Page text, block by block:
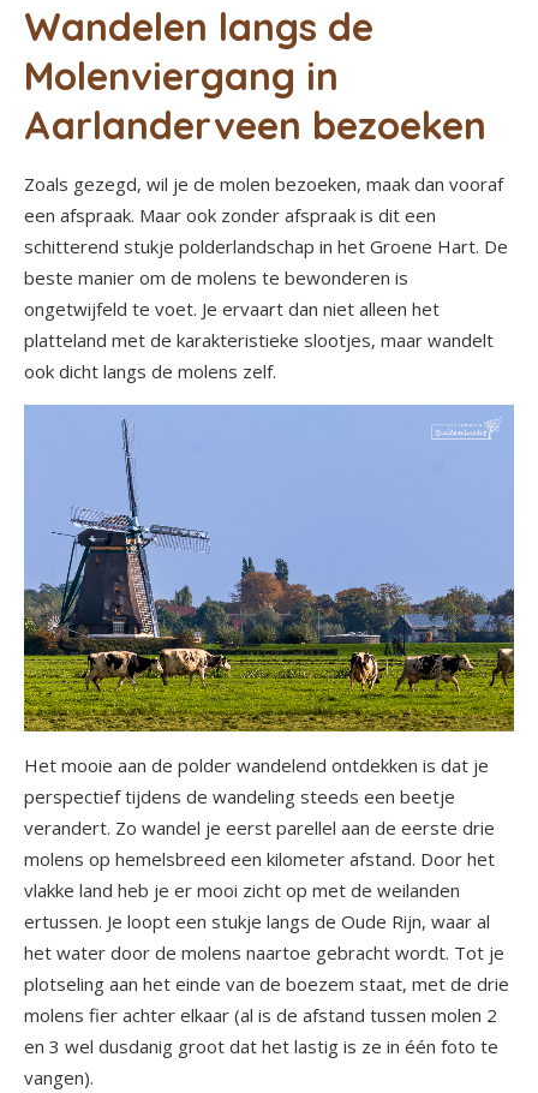
Wandelen langs de
Molenviergang in
Aarlanderveen bezoeken
Zoals gezegd, wil je de molen bezoeken, maak dan vooraf
een afspraak. Maar ook zonder afspraak is dit een
schitterend stukje polderlandschap in het Groene Hart. De
beste manier om de molens te bewonderen is
ongetwijfeld te voet. Je ervaart dan niet alleen het
platteland met de karakteristieke slootjes, maar wandelt
ook dicht langs de molens zelf.
Het mooie aan de polder wandelend ontdekken is dat je
perspectief tijdens de wandeling steeds een beetje
verandert. Zo wandel je eerst parellel aan de eerste drie
molens op hemelsbreed een kilometer afstand. Door het
vlakke land heb je er mooi zicht op met de weilanden
ertussen. Je loopt een stukje langs de Oude Rijn, waar al
het water door de molens naartoe gebracht wordt. Tot je
plotseling aan het einde van de boezem staat, met de drie
molens fier achter elkaar (al is de afstand tussen molen 2
en 3 wel dusdanig groot dat het lastig is ze in één foto te
vangen).